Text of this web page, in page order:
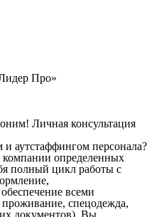
Про»
Личная консультация
аутстаффингом персонала?
определенных
полный цикл работы с
всеми
спецодежда,
документов). Вы